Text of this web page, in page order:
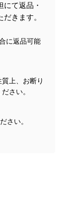
て返品・
きます。
に返品可能
上、お断り
さい。
さい。